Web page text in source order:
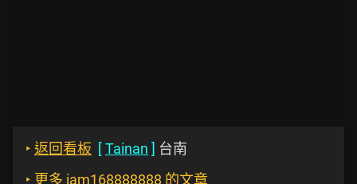
‣ 返回看板 [Tainan ] 台南
‣ 更多 iam168888888 的文章